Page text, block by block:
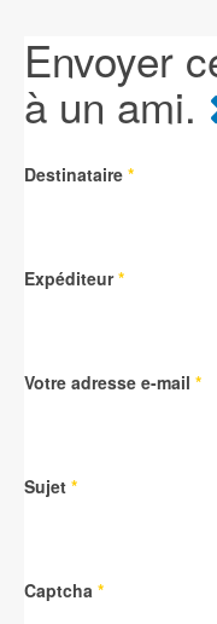
Envoyer
à un ami.
Destinataire *
Expéditeur*
Votre adresse e-mail *
Sujet *
Captcha *